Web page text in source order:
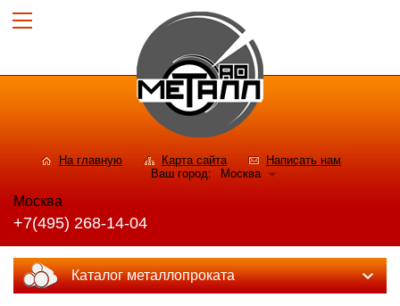
На главную Карта сайта
Написать нам
Ваш город:
Москва
Москва
+7(495) 268-14-04
Каталог металлопроката